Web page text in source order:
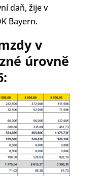
daň, žije v
Bayern.
v
úrovně